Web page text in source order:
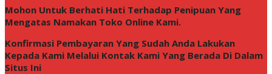
Mohon Untuk Berhati Hati Terhadap Penipuan Yang
Mengatas Namakan Toko Online Kami.
Konfirmasi Pembayaran Yang Sudah Anda Lakukan
Kepada Kami Melalui Kontak Kami Yang Berada Di Dalam
Situs Ini